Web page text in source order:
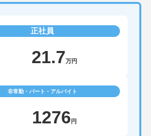
介助業務にとどまらず、施設運
60代まで幅広い年代が活躍してい
114日確保されているため、無理
リアを築いていただけます。
ふれた美しい環境です。ハード面
でも「献立の事前決定・レシピ完
性はもちろん、働くスタッフにと
が少なく、高いモチベーションを
正社員
21.7万円
非常勤・パート・アルバイト
1276 円